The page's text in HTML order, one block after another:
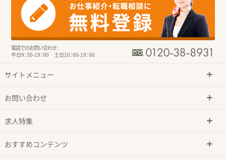
電話でのお問い合わせ：
平日9：30-19：00 土日10：00-19：00
サイトメニュー
お問い合わせ
求人特集
おすすめコンテンツ